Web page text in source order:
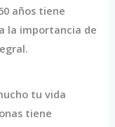
años tiene
la importancia de
tu vida
tiene